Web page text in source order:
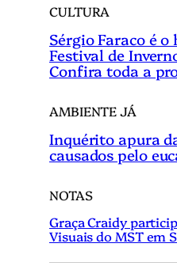
CULTURA
Sérgio Faraco é o
Festival de
Confira toda a
AMBIENTE JÁ
Inquérito apura
causados pelo
NOTAS
Graça Craidy
Visuais do MST em